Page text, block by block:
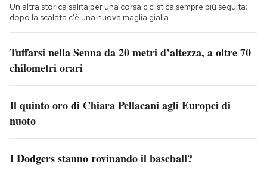
Un'altra storica salita per una corsa ciclistica sempre più seguita;
dopo la scalata c'è una nuova maglia gialla
Tuffarsi nella Senna da 20 metri d’altezza, a oltre 70
chilometri orari
Il quinto oro di Chiara Pellacani agli Europei di
nuoto
I Dodgers stanno rovinando il baseball?